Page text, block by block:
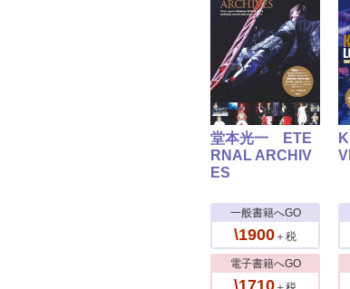
堂本光一 ETE
RNAL ARCHIV
ES
一般書籍へGO
\1900 ＋税
電子書籍へGO
\1710